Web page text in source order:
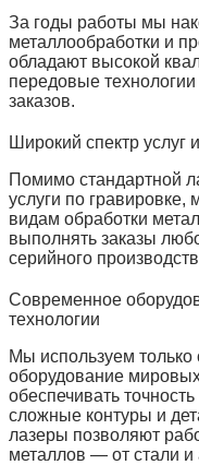
За годы работы мы
металлообработки и
обладают высокой
передовые
заказов.
Широкий спектр услуг
Помимо стандартной
услуги по гравировке,
видам обработки
выполнять заказы
серийного
Современное
технологии
Мы используем
оборудование
обеспечивать
сложные контуры и
лазеры позволяют
металлов — от стали